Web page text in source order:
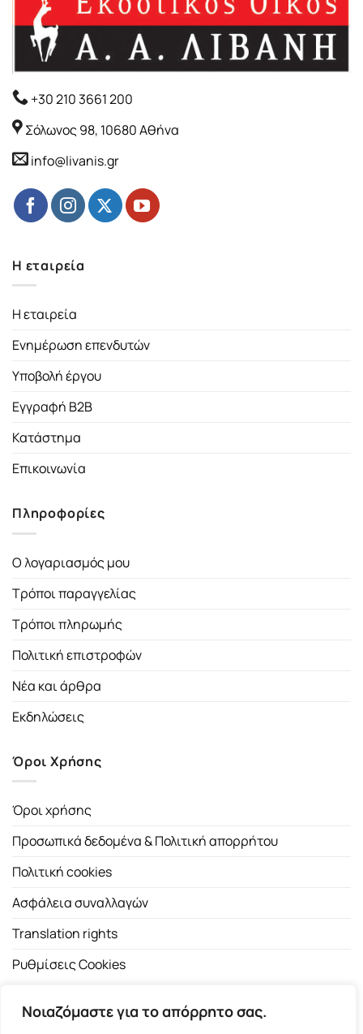
Νοιαζόμαστε για το απόρρητο σας.
+30 210 3661 200
Σόλωνος 98, 10680 Αθήνα
info@livanis.gr
Η εταιρεία
Η εταιρεία
Ενημέρωση επενδυτών
Υποβολή έργου
Εγγραφή B2B
Κατάστημα
Επικοινωνία
Πληροφορίες
Ο λογαριασμός μου
Τρόποι παραγγελίας
Τρόποι πληρωμής
Πολιτική επιστροφών
Νέα και άρθρα
Εκδηλώσεις
Όροι Χρήσης
Όροι χρήσης
Προσωπικά δεδομένα & Πολιτική απορρήτου
Πολιτική cookies
Ασφάλεια συναλλαγών
Translation rights
Ρυθμίσεις Cookies